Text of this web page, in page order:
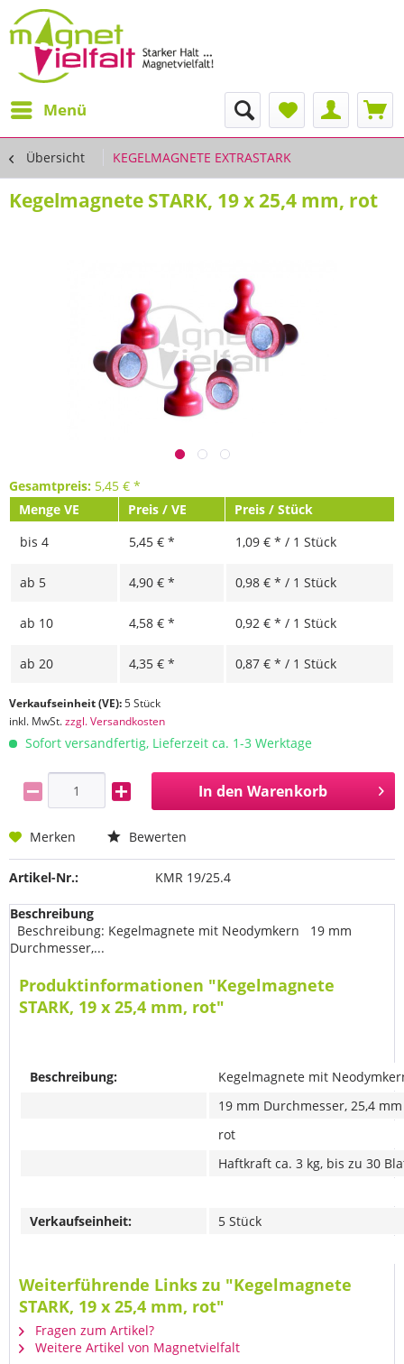
Menü
Übersicht KEGELMAGNETE EXTRASTARK
Kegelmagnete STARK, 19 x 25,4 mm, rot
Gesamtpreis: 5,45 € *
Menge VE
Preis / VE
Preis / Stück
bis 4 5,45 € * 1,09 € * / 1 Stück
ab 5 4,90 € * 0,98 € * / 1 Stück
ab 10 4,58 € * 0,92 € * / 1 Stück
ab 20 4,35 € * 0,87 € * / 1 Stück
Verkaufseinheit (VE):5 Stück
inkl. MwSt.zzgl. Versandkosten
Sofort versandfertig, Lieferzeit ca. 1-3 Werktage
In den Warenkorb
Merken Bewerten
Artikel-Nr.: KMR 19/25.4
Beschreibung
Beschreibung: Kegelmagnete mit Neodymkern 19 mm
Durchmesser,...
Produktinformationen "Kegelmagnete
STARK, 19 x 25,4 mm, rot"
Beschreibung:
Kegelmagnete mit
19 mm Durchmesser, 25,4
rot
Haftkraft ca. 3 kg, bis zu 30
Verkaufseinheit: 5 Stück
Weiterführende Links zu "Kegelmagnete
STARK, 19 x 25,4 mm, rot"
Fragen zum Artikel?
Weitere Artikel von Magnetvielfalt